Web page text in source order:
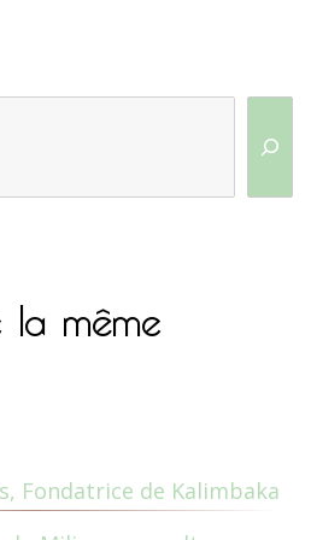
la même
Fondatrice de Kalimbaka